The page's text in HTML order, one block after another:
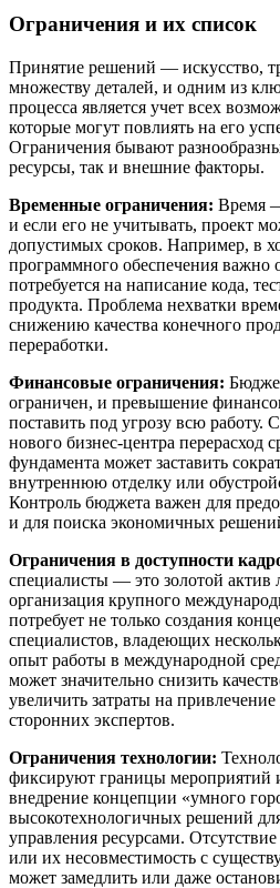
Ограничения и их список
Принятие решений — искусство,
множеству деталей, и одним из
процесса является учет всех
которые могут повлиять на его
Ограничения бывают
ресурсы, так и внешние факторы.
Временные ограничения: Время
и если его не учитывать, проект
допустимых сроков. Например, в
программного обеспечения важно
потребуется на написание кода,
продукта. Проблема нехватки
снижению качества конечного
переработки.
Финансовые ограничения:
ограничен, и превышение
поставить под угрозу всю работу.
нового бизнес-центра перерасход
фундамента может заставить
внутреннюю отделку или
Контроль бюджета важен для
и для поиска экономичных
Ограничения в доступности
специалисты — это золотой
организация крупного
потребует не только создания
специалистов, владеющих
опыт работы в международной
может значительно снизить
увеличить затраты на привлечение
сторонних экспертов.
Ограничения технологии:
фиксируют границы мероприятий
внедрение концепции «умного
высокотехнологичных решений
управления ресурсами.
или их несовместимость с
может замедлить или даже